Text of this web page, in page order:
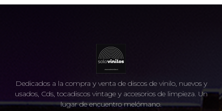
Dedicados a la compra y venta de discos de vinilo, nuevos y
usados, Cds, tocadiscos vintage y accesorios de limpieza. Un
lugar de encuentro melómano.